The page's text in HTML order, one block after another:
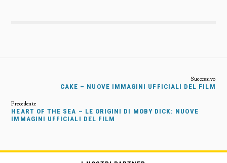
CAKE – NUOVE IMMAGINI UFFICIALI DEL FILM
HEART OF THE SEA – LE ORIGINI DI MOBY DICK: NUOVE
IMMAGINI UFFICIALI DEL FILM